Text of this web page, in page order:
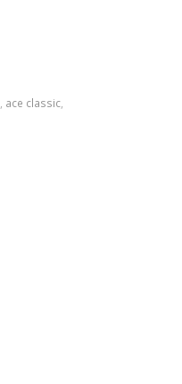
ace classic,